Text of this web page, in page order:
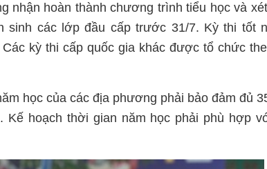
nhận hoàn thành chương trình tiểu học và
sinh các lớp đầu cấp trước 31/7. Kỳ thi tốt
kỳ thi cấp quốc gia khác được tổ chức
học của các địa phương phải bảo đảm đủ
hoạch thời gian năm học phải phù hợp